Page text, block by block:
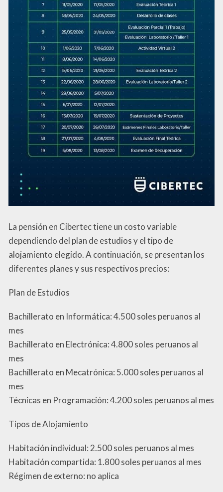
La pensión en Cibertec tiene un costo variable
dependiendo del plan de estudios y el tipo de
alojamiento elegido. A continuación, se presentan los
diferentes planes y sus respectivos precios:
Plan de Estudios
Bachillerato en Informática: 4.500 soles peruanos al
mes
Bachillerato en Electrónica: 4.800 soles peruanos al
mes
Bachillerato en Mecatrónica: 5.000 soles peruanos al
mes
Técnicas en Programación: 4.200 soles peruanos al mes
Tipos de Alojamiento
Habitación individual: 2.500 soles peruanos al mes
Habitación compartida: 1.800 soles peruanos al mes
Régimen de externo: no aplica